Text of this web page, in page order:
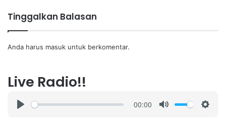
Tinggalkan Balasan
Anda harus masuk untuk berkomentar.
Live Radio!!
00:00